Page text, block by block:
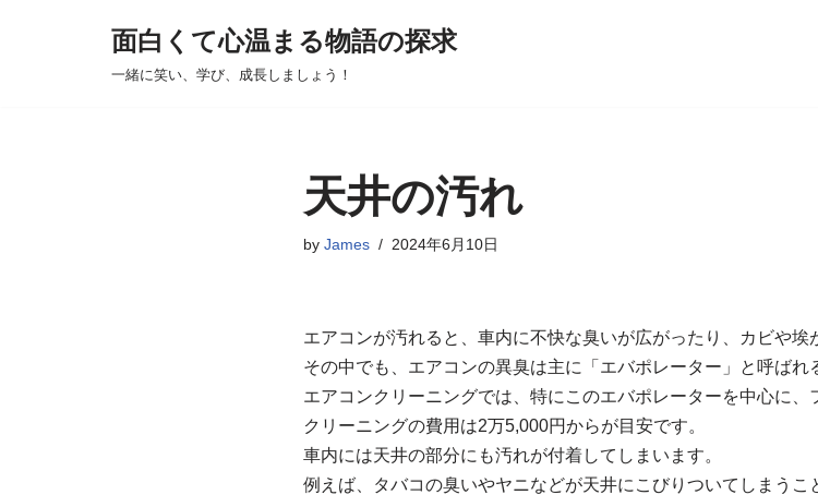
面白くて心温まる物語の探求
一緒に笑い、学び、成長しましょう！
天井の汚れ
by James 2024年6月10日
エアコンが汚れると、車内に不快な臭いが広がったり、カビや埃
その中でも、エアコンの異臭は主に「エバポレーター」と呼ばれ
エアコンクリーニングでは、特にこのエバポレーターを中心に、
クリーニングの費用は2万5,000円からが目安です。
車内には天井の部分にも汚れが付着してしまいます。
例えば、タバコの臭いやヤニなどが天井にこびりついてしまうこ